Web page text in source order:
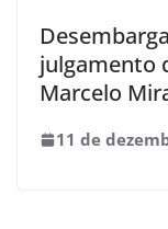
julgamento
Marcelo
11 de